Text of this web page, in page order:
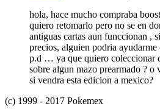
hola, hace mucho compraba
quiero retomarlo pero no se en
antiguas cartas aun funccionan ,
precios, alguien podria ayudarme
p.d … ya que quiero coleccionar
sobre algun mazo prearmado ? o
si vendra esta edicion a mexico?
(c) 1999 - 2017 Pokemex